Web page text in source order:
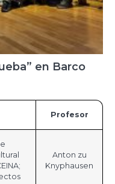
en Barco
Profesor
Anton zu
Knyphausen